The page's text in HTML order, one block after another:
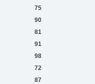
75
90
81
91
98
72
87